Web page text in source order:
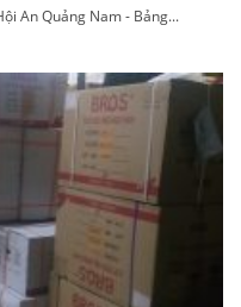
An Quảng Nam - Bảng...